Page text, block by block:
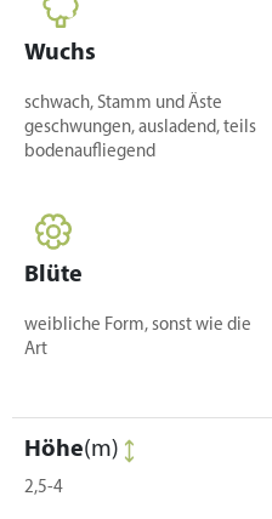
Wuchs
schwach, Stamm und Äste
geschwungen, ausladend, teils
bodenaufliegend
Blüte
weibliche Form, sonst wie die
Art
Höhe(m)
2,5-4